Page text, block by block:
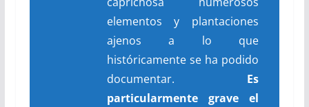
elementos y plantaciones
ajenos a lo que
históricamente se ha podido
documentar. Es
particularmente grave el